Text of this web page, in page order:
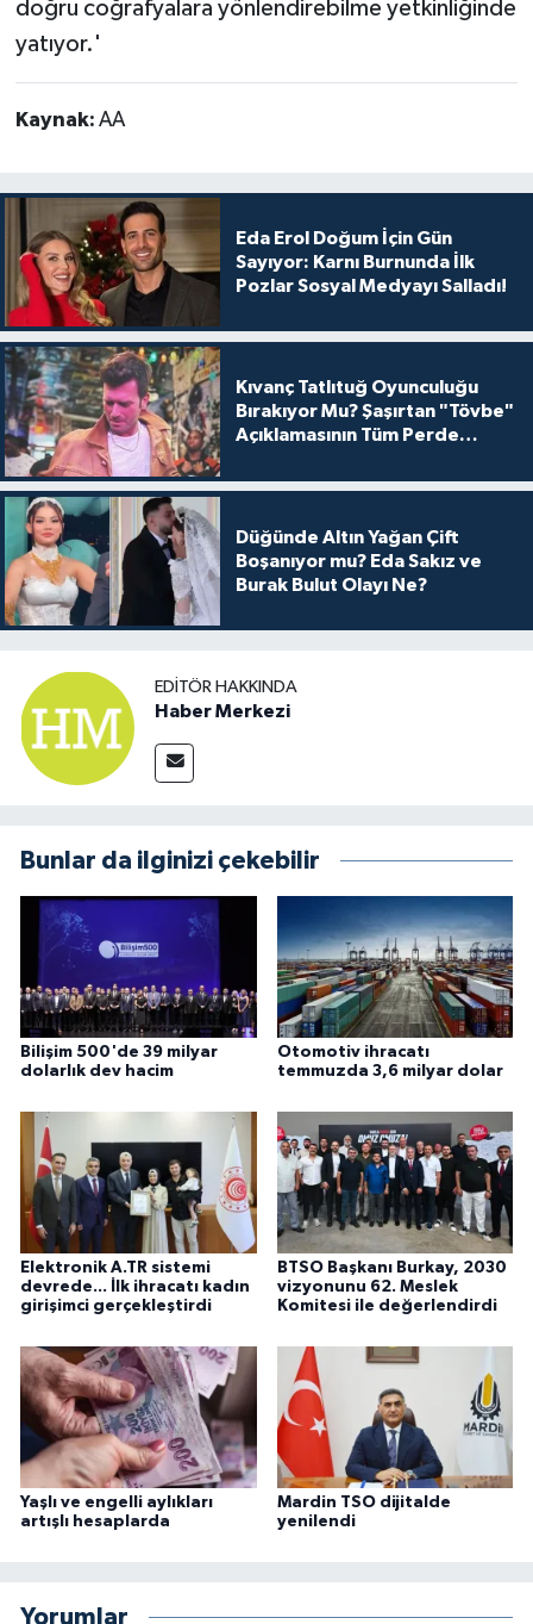
doğru coğrafyalara yönlendirebilme yetkinliğinde
yatıyor.'
Kaynak: AA
Eda Erol Doğum İçin Gün
Sayıyor: Karnı Burnunda İlk
Pozlar Sosyal Medyayı Salladı!
Kıvanç Tatlıtuğ Oyunculuğu
Bırakıyor Mu? Şaşırtan "Tövbe"
Açıklamasının Tüm Perde
Düğünde Altın Yağan Çift
Boşanıyor mu? Eda Sakız ve
Burak Bulut Olayı Ne?
EDITÖR HAKKINDA
Haber Merkezi
Bunlar da ilginizi çekebilir
Bilişim 500'de 39 milyar
dolarlık dev hacim
Otomotiv ihracatı
temmuzda 3,6 milyar dolar
Elektronik A.TR sistemi
devrede... İlk ihracatı kadın
girişimci gerçekleştirdi
BTSO Başkanı Burkay, 2030
vizyonunu 62. Meslek
Komitesi ile değerlendirdi
Yaşlı ve engelli aylıkları
artışlı hesaplarda
Mardin TSO dijitalde
yenilendi
Yorumlar